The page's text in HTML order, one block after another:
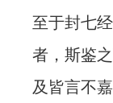
至于封七
者，斯鉴
及皆言不